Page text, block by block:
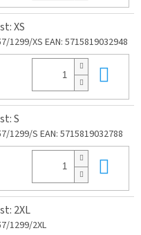
XS
1299/XS EAN: 5715819032948
S
1299/S EAN: 5715819032788
2XL
1299/2XL